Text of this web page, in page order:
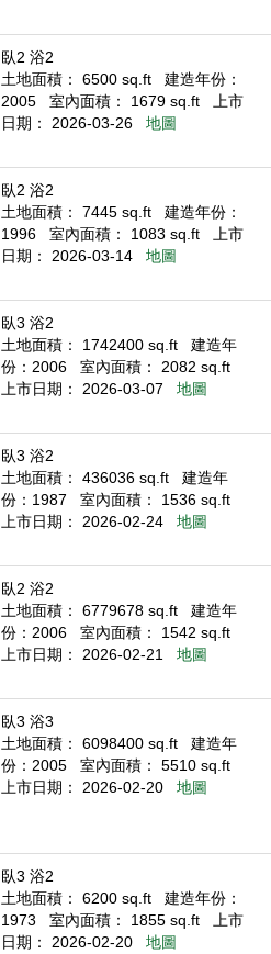
臥2 浴2
土地面積： 6500 sq.ft
建造年份：
2005
室內面積： 1679 sq.ft
上市
日期： 2026-03-26
地圖
臥2 浴2
土地面積： 7445 sq.ft
建造年份：
1996
室內面積： 1083 sq.ft
上市
日期： 2026-03-14
地圖
臥3 浴2
土地面積： 1742400 sq.ft
建造年
份：2006
室內面積： 2082 sq.ft
上市日期： 2026-03-07
地圖
臥3 浴2
土地面積： 436036 sq.ft
建造年
份：1987
室內面積： 1536 sq.ft
上市日期： 2026-02-24
地圖
臥2 浴2
土地面積： 6779678 sq.ft
建造年
份：2006
室內面積： 1542 sq.ft
上市日期： 2026-02-21
地圖
臥3 浴3
土地面積： 6098400 sq.ft
建造年
份：2005
室內面積： 5510 sq.ft
上市日期： 2026-02-20
地圖
臥3 浴2
土地面積： 6200 sq.ft
建造年份：
1973
室內面積： 1855 sq.ft
上市
日期： 2026-02-20
地圖